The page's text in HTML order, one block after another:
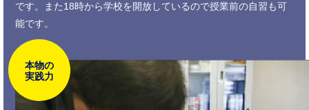
です。また18時から学校を開放しているので授業前の自習も可
能です。
本物の
実践力